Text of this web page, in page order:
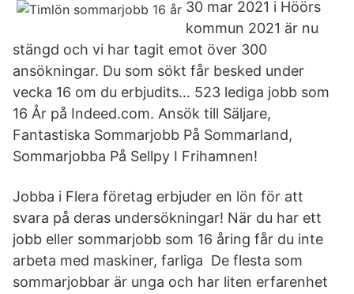
30 mar 2021 i Höörs
kommun 2021 är nu
stängd och vi har tagit emot över 300
ansökningar. Du som sökt får besked under
vecka 16 om du erbjudits… 523 lediga jobb som
16 År på Indeed.com. Ansök till Säljare,
Fantastiska Sommarjobb På Sommarland,
Sommarjobba På Sellpy I Frihamnen!
Jobba i Flera företag erbjuder en lön för att
svara på deras undersökningar! När du har ett
jobb eller sommarjobb som 16 åring får du inte
arbeta med maskiner, farliga De flesta som
sommarjobbar är unga och har liten erfarenhet